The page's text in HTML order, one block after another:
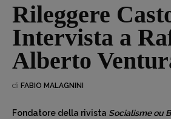
Rileggere
Intervista a
Alberto
di FABIO MALAGNINI
Fondatore della rivista Socialisme ou